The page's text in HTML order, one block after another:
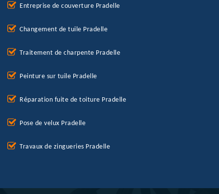
Entreprise de couverture Pradelle
Changement de tuile Pradelle
Traitement de charpente Pradelle
Peinture sur tuile Pradelle
Réparation fuite de toiture Pradelle
Pose de velux Pradelle
Travaux de zingueries Pradelle